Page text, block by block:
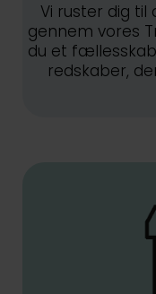
Vi ruster dig til
gennem vores
du et
redskaber,